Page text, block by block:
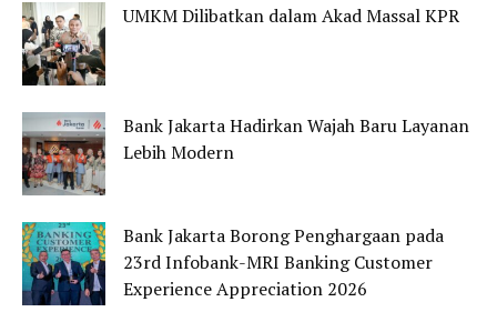
UMKM Dilibatkan dalam Akad Massal KPR
Bank Jakarta Hadirkan Wajah Baru Layanan
Lebih Modern
Bank Jakarta Borong Penghargaan pada
23rd Infobank-MRI Banking Customer
Experience Appreciation 2026